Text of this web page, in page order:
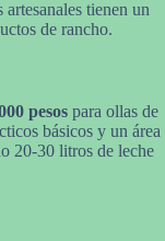
tienen un
de rancho.
pesos para ollas de
básicos y un área
20-30 litros de leche